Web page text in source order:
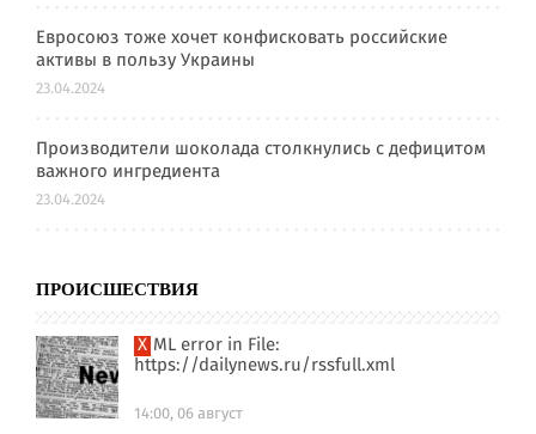
Евросоюз тоже хочет конфисковать российские
активы в пользу Украины
23.04.2024
Производители шоколада столкнулись с дефицитом
важного ингредиента
23.04.2024
ПРОИСШЕСТВИЯ
XML error in File:
https://dailynews.ru/rssfull.xml
14:00, 06 август